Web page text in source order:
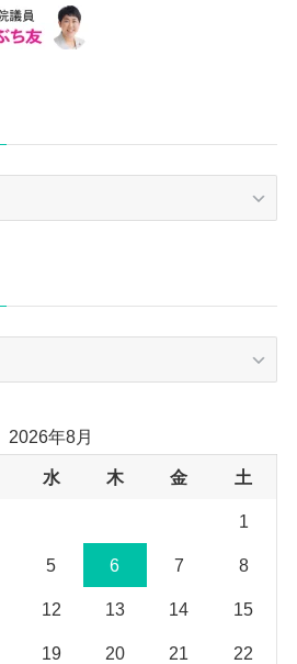
2026年8月
水 木 金 土
1
5 6 7 8
12 13 14 15
19 20 21 22